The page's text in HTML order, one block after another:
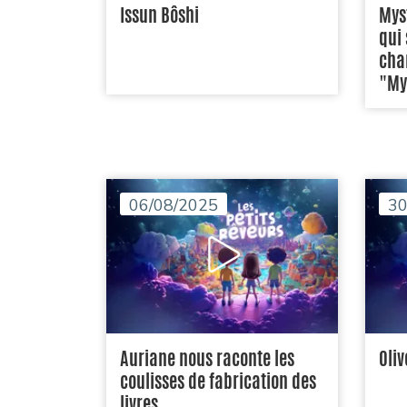
Issun Bôshi
qui
06/08/2025
Auriane nous raconte les
coulisses de fabrication des